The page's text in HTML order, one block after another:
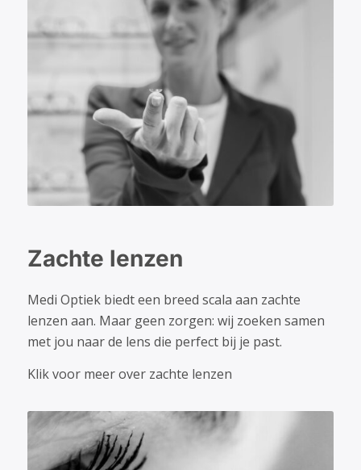
Zachte lenzen
Medi Optiek biedt een breed scala aan zachte
lenzen aan. Maar geen zorgen: wij zoeken samen
met jou naar de lens die perfect bij je past.
Klik voor meer over zachte lenzen